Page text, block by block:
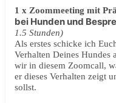
1 x Zoommeeting mit
bei Hunden und
1.5 Stunden)
Als erstes schicke ich
Verhalten Deines Hundes
wir in diesem Zoomcall,
er dieses Verhalten zeigt
sollst.